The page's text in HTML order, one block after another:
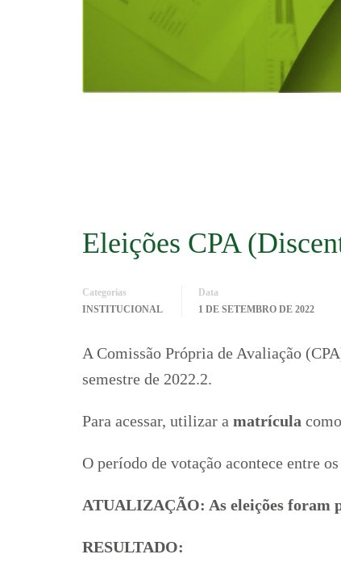
Eleições CPA
Categorias
INSTITUCIONAL
Data
1 DE SETEMBRO DE 2022
A Comissão Própria de Avaliação
semestre de 2022.2.
Para acessar, utilizar a matrícula como
O período de votação acontece entre
ATUALIZAÇÃO: As eleições foram
RESULTADO: